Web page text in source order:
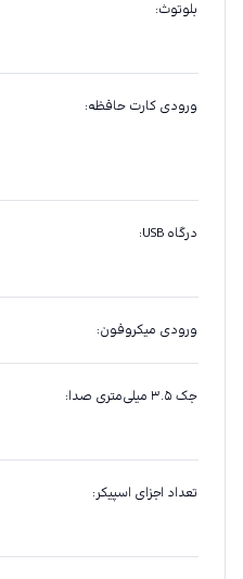
بلوتوث:
ورودی کارت حافظه:
درگاه USB :
ورودی میکروفون:
جک ۳.۵ میلی‌متری صدا :
تعداد اجزای اسپیکر: